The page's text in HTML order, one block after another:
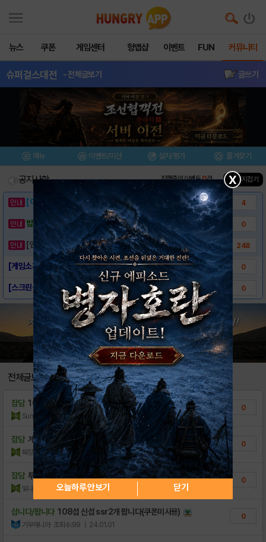
뉴스 쿠폰 게임센터 헝앱샵 이벤트 FUN 커뮤니티
슈퍼걸스대전 - 전체글보기 글쓰기
메뉴 이벤트/미션 설치/평가 즐겨찾기
공지사항 진행중인 이벤트0건 ▲ 공지접기
[이벤트] 웃음으로 매일매일 해피! 유머 게시.. 4
밥알이의 헝앱통신 ⑲ “밥알이, 드디어 멀티를.. 0
[안내] 헝그리앱 필수 상식! 밥알 획득 안내.. 248
[게임소개] - 슈퍼걸스대전 0
[스크린샷] - 슈퍼걸스대전 0
전체글보기
잡담 10만으로 계정구함
SungMin KimGG5Q 조회수:9 | 24.02.18
0
잡담 계정팝니다 4300만 4리브라 지원 오로라 슈..
짜장맛 탐슨 조회수:94 | 24.02.01
0
잡담 투력 3600만 5만원 떨이 빨리가져가라
빛나리GG2U 조회수:124 | 24.01.25
0
삽니다/팝니다 108섭 신섭 ssr2개 팝니다(쿠폰미사용)
기부매니아 조회수:99 | 24.01.01
0
X
오늘하루 안보기 닫기